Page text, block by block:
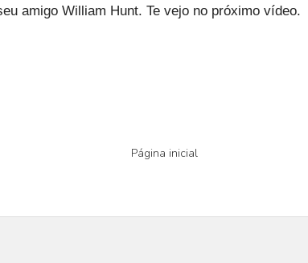
amigo William Hunt. Te vejo no próximo vídeo.
Página inicial